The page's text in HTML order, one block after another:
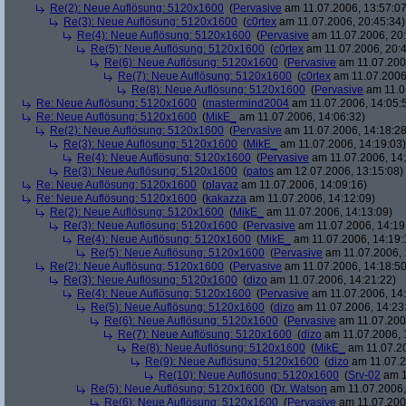
Re(2): Neue Auflösung: 5120x1600 (Pervasive am 11.07.2006,
Re(3): Neue Auflösung: 5120x1600 (c0rtex am 11.07.2006, 20:45:34)
Re(4): Neue Auflösung: 5120x1600 (Pervasive am 11.07.2006,
Re(5): Neue Auflösung: 5120x1600 (c0rtex am 11.07.2006,
Re(6): Neue Auflösung: 5120x1600 (Pervasive am
Re(7): Neue Auflösung: 5120x1600 (c0rtex am
Re(8): Neue Auflösung: 5120x1600 (Pervasive am
Re: Neue Auflösung: 5120x1600 (mastermind2004 am 11.07.2006,
Re: Neue Auflösung: 5120x1600 (MikE_
am 11.07.2006, 14:06:32)
Re(2): Neue Auflösung: 5120x1600 (Pervasive am 11.07.2006,
Re(3): Neue Auflösung: 5120x1600 (MikE_
am 11.07.2006, 14:19:03)
Re(4): Neue Auflösung: 5120x1600 (Pervasive am 11.07.2006,
Re(3): Neue Auflösung: 5120x1600 (patos am 12.07.2006, 13:15:08)
Re: Neue Auflösung: 5120x1600 (playaz am 11.07.2006, 14:09:16)
Re: Neue Auflösung: 5120x1600 (kakazza am 11.07.2006, 14:12:09)
Re(2): Neue Auflösung: 5120x1600 (MikE_
am 11.07.2006, 14:13:09)
Re(3): Neue Auflösung: 5120x1600 (Pervasive am 11.07.2006,
Re(4): Neue Auflösung: 5120x1600 (MikE_
am 11.07.2006,
Re(5): Neue Auflösung: 5120x1600 (Pervasive am 11.07.2006,
Re(2): Neue Auflösung: 5120x1600 (Pervasive am 11.07.2006,
Re(3): Neue Auflösung: 5120x1600 (dizo am 11.07.2006, 14:21:22)
Re(4): Neue Auflösung: 5120x1600 (Pervasive am 11.07.2006,
Re(5): Neue Auflösung: 5120x1600 (dizo am 11.07.2006,
Re(6): Neue Auflösung: 5120x1600 (Pervasive am
Re(7): Neue Auflösung: 5120x1600 (dizo am 11.07.2006,
Re(8): Neue Auflösung: 5120x1600 (MikE_
am
Re(9): Neue Auflösung: 5120x1600 (dizo am
Re(10): Neue Auflösung: 5120x1600 (Srv-02 am
Re(5): Neue Auflösung: 5120x1600 (Dr. Watson am
Re(6): Neue Auflösung: 5120x1600 (Pervasive am